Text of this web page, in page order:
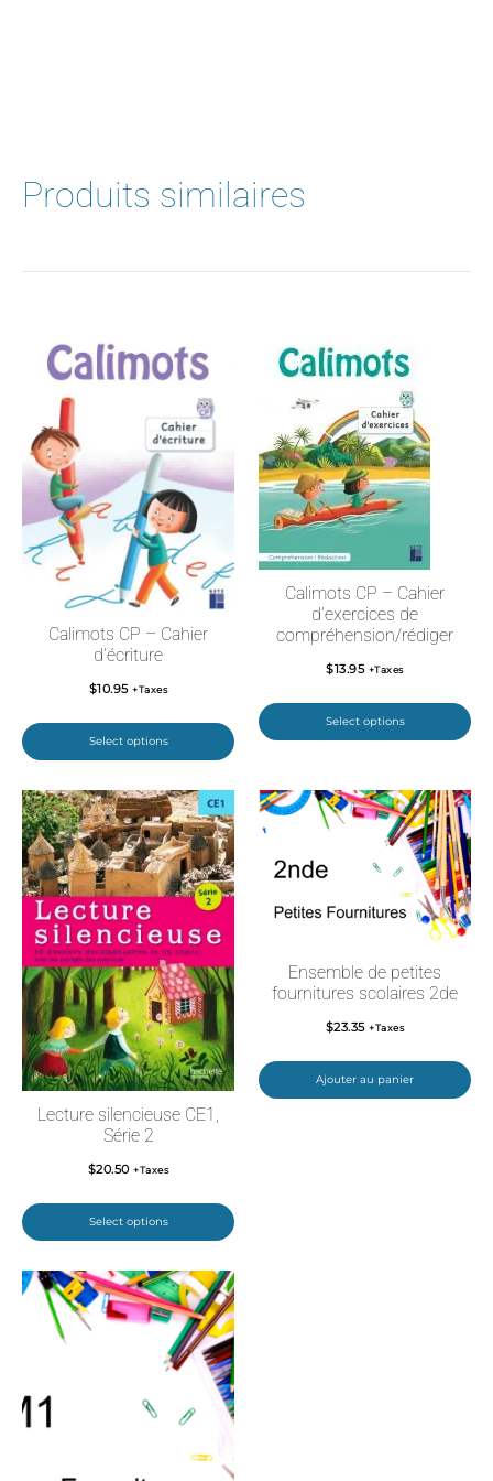
Produits similaires
Calimots CP – Cahier
d’écriture
$10.95 +Taxes
Select options
Calimots CP – Cahier
d’exercices de
compréhension/rédiger
$13.95 +Taxes
Select options
Lecture silencieuse CE1,
Série 2
$20.50 +Taxes
Select options
Ensemble de petites
fournitures scolaires 2de
$23.35 +Taxes
Ajouter au panier